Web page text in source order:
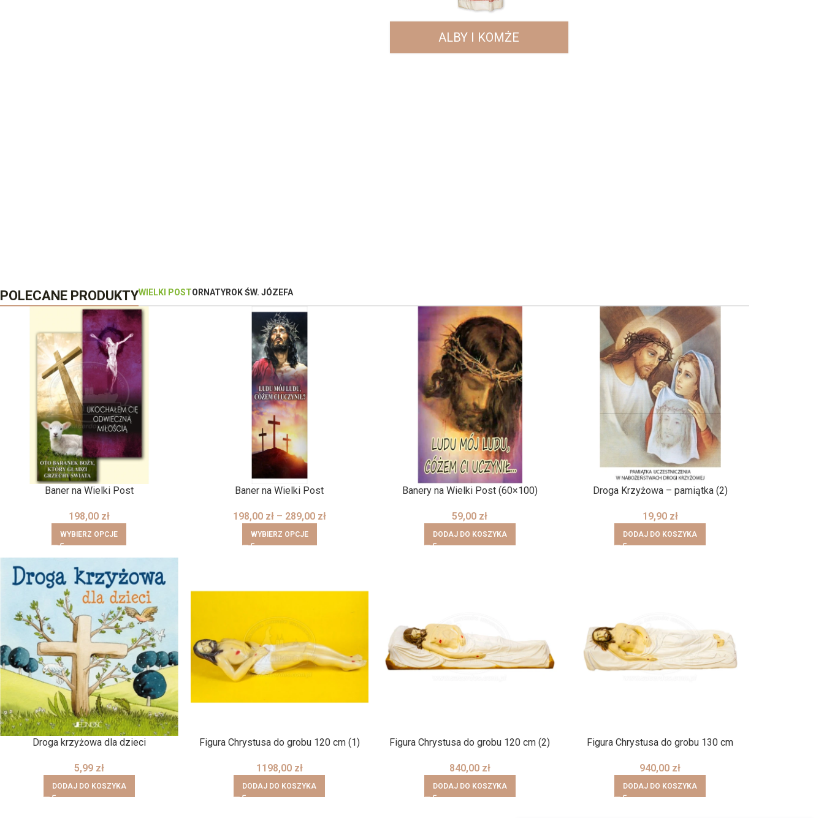
ALBY I KOMŻE
POLECANE PRODUKTYWIELKI POSTORNATYROK ŚW. JÓZEFA
Baner na Wielki Post
198,00 zł
WYBIERZ OPCJE
Baner na Wielki Post
198,00 zł – 289,00 zł
WYBIERZ OPCJE
Banery na Wielki Post (60×100)
59,00 zł
DODAJ DO KOSZYKA
Droga Krzyżowa – pamiątka (2)
19,90 zł
DODAJ DO KOSZYKA
Droga krzyżowa dla dzieci
5,99 zł
DODAJ DO KOSZYKA
Figura Chrystusa do grobu 120 cm (1)
1198,00 zł
DODAJ DO KOSZYKA
Figura Chrystusa do grobu 120 cm (2)
840,00 zł
DODAJ DO KOSZYKA
Figura Chrystusa do grobu 130 cm
940,00 zł
DODAJ DO KOSZYKA